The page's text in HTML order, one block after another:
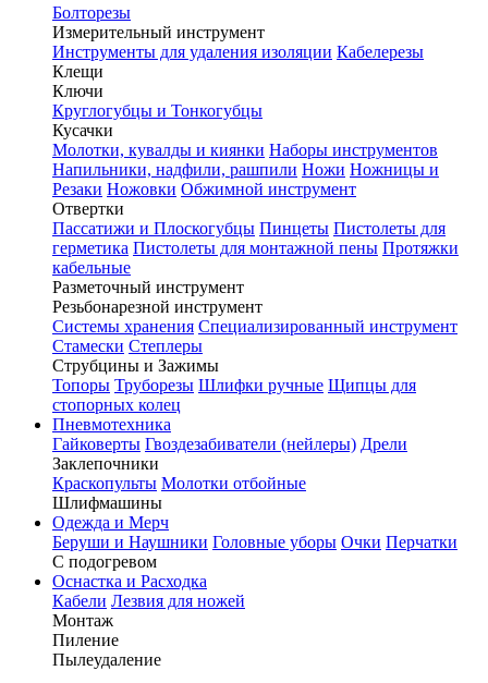
Болторезы
Измерительный инструмент
Инструменты для удаления изоляции Кабелерезы
Клещи
Ключи
Круглогубцы и Тонкогубцы
Кусачки
Молотки, кувалды и киянки Наборы инструментов
Напильники, надфили, рашпили Ножи Ножницы и
Резаки Ножовки Обжимной инструмент
Отвертки
Пассатижи и Плоскогубцы Пинцеты Пистолеты для
герметика Пистолеты для монтажной пены Протяжки
кабельные
Разметочный инструмент
Резьбонарезной инструмент
Системы хранения Специализированный инструмент
Стамески Степлеры
Струбцины и Зажимы
Топоры Труборезы Шлифки ручные Щипцы для
стопорных колец
Пневмотехника
Гайковерты Гвоздезабиватели (нейлеры) Дрели
Заклепочники
Краскопульты Молотки отбойные
Шлифмашины
Одежда и Мерч
Беруши и Наушники Головные уборы Очки Перчатки
С подогревом
Оснастка и Расходка
Кабели Лезвия для ножей
Монтаж
Пиление
Пылеудаление